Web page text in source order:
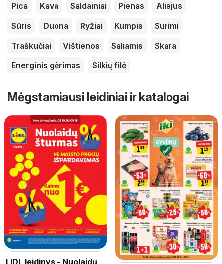
Pica Kava Saldainiai Pienas
Aliejus
Sūris
Duona Ryžiai Kumpis
Surimi
Traškučiai
Vištienos Saliamis
Skara
Energinis gėrimas
Silkių filė
Mėgstamiausi leidiniai ir katalogai
LIDL leidinys - Nuolaidų